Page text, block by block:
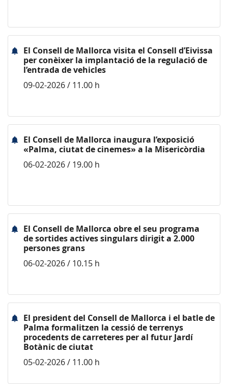
El Consell de Mallorca visita el Consell d’Eivissa
per conèixer la implantació de la regulació de
l’entrada de vehicles
09-02-2026 / 11.00 h
El Consell de Mallorca inaugura l’exposició
«Palma, ciutat de cinemes» a la Misericòrdia
06-02-2026 / 19.00 h
El Consell de Mallorca obre el seu programa
de sortides actives singulars dirigit a 2.000
persones grans
06-02-2026 / 10.15 h
El president del Consell de Mallorca i el batle de
Palma formalitzen la cessió de terrenys
procedents de carreteres per al futur Jardí
Botànic de ciutat
05-02-2026 / 11.00 h